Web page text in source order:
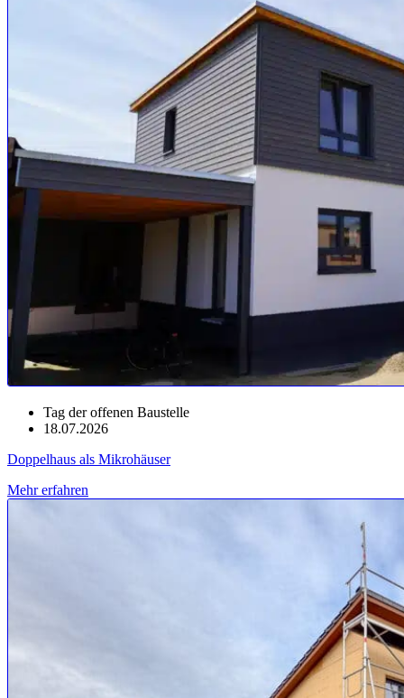
Tag der offenen Baustelle
18.07.2026
Doppelhaus als Mikrohäuser
Mehr erfahren